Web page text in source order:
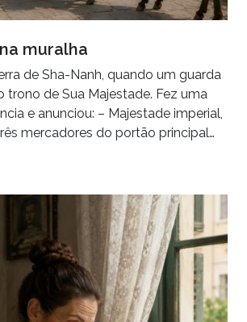
muralha
de Sha-Nanh, quando um guarda
trono de Sua Majestade. Fez uma
e anunciou: – Majestade imperial,
mercadores do portão principal…